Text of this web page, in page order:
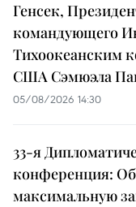
Генсек,
командующего
Тихоокеанским
США Сэмюэла
05/08/2026 14:30
33-я
конференция:
максимальную